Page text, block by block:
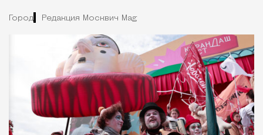
Город Редакция Москвич Mag